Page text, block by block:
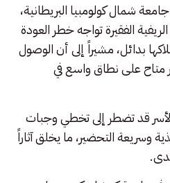
شمال كولومبيا البريطانية،
الفقيرة تواجه خطر العودة
بدائل، مشيراً إلى أن الوصول
متاح على نطاق واسع في
قد تضطر إلى تخطي وجبات
وسريعة التحضير، ما يخلق آثاراً